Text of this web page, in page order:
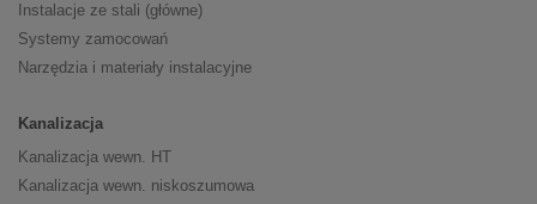
Instalacje ze stali (główne)
Systemy zamocowań
Narzędzia i materiały instalacyjne
Kanalizacja
Kanalizacja wewn. HT
Kanalizacja wewn. niskoszumowa